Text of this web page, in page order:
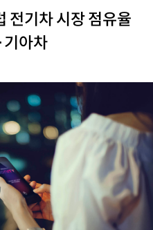
전기차 시장 점유율
기아차